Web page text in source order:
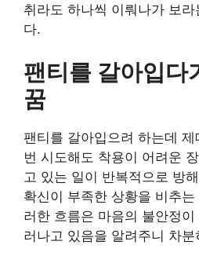
취라도 하나씩 이뤄나가 보
다.
팬티를 갈아입다
꿈
팬티를 갈아입으려 하는데
번 시도해도 착용이 어려운
고 있는 일이 반복적으로 방
확신이 부족한 상황을 비추
러한 흐름은 마음의 불안정
러나고 있음을 알려주니 차